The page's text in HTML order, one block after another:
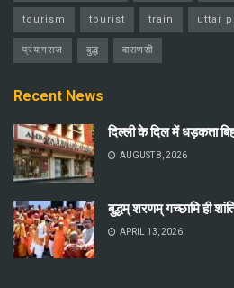
tourism tourist train uttar
प्रयागराज बुद्ध वाराणसी
Recent News
दिल्ली के दिल में धड़कता
AUGUST 8, 2026
बुद्धम् शरणम् गच्छामि ही
APRIL 13, 2026